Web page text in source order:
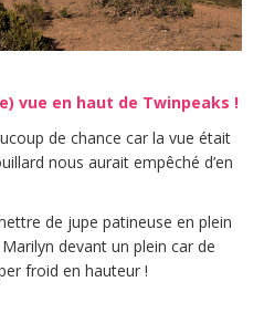
vue en haut de Twinpeaks !
de chance car la vue était
nous aurait empêché d’en
de jupe patineuse en plein
devant un plein car de
froid en hauteur !